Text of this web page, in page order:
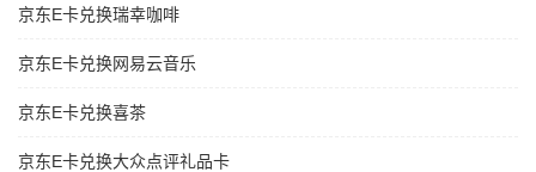
京东E卡兑换瑞幸咖啡
京东E卡兑换网易云音乐
京东E卡兑换喜茶
京东E卡兑换大众点评礼品卡